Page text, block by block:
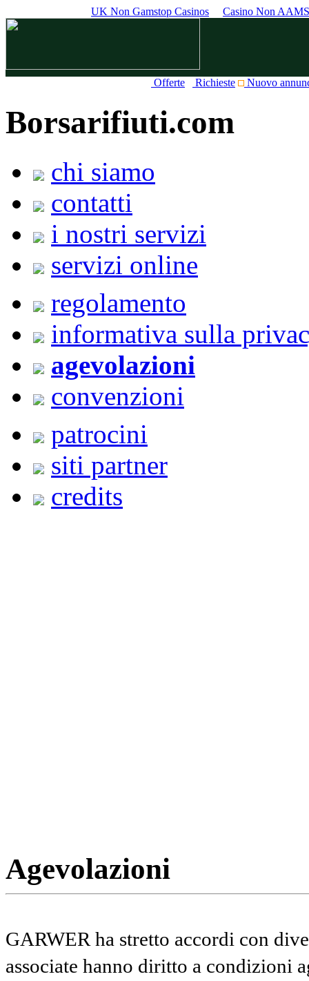
UK Non Gamstop Casinos Casino Non AAMS
Offerte Richieste Nuovo
Borsarifiuti.com
chi siamo
contatti
i nostri servizi
servizi online
regolamento
informativa sulla
agevolazioni
convenzioni
patrocini
siti partner
credits
Agevolazioni
GARWER ha stretto accordi con
associate hanno diritto a condizioni